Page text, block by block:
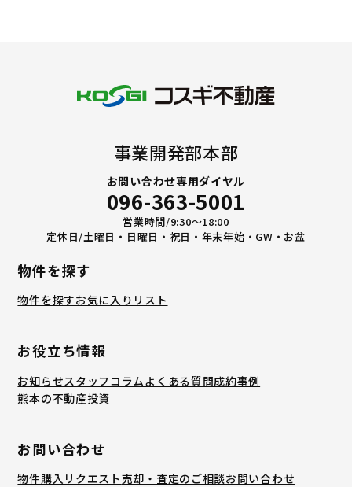
事業開発部本部
お問い合わせ専用ダイヤル
096-363-5001
営業時間/9:30〜18:00
定休日/土曜日・日曜日・祝日・年末年始・GW・お盆
物件を探す
物件を探すお気に入りリスト
お役立ち情報
お知らせスタッフコラムよくある質問成約事例
熊本の不動産投資
お問い合わせ
物件購入リクエスト売却・査定のご相談お問い合わせ